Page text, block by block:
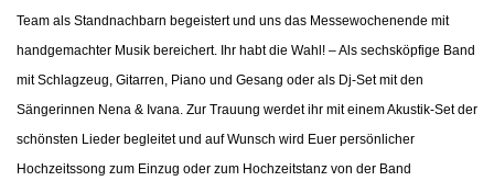
Team als Standnachbarn begeistert und uns das Messewochenende mit
handgemachter Musik bereichert. Ihr habt die Wahl! – Als sechsköpfige Band
mit Schlagzeug, Gitarren, Piano und Gesang oder als Dj-Set mit den
Sängerinnen Nena & Ivana. Zur Trauung werdet ihr mit einem Akustik-Set der
schönsten Lieder begleitet und auf Wunsch wird Euer persönlicher
Hochzeitssong zum Einzug oder zum Hochzeitstanz von der Band